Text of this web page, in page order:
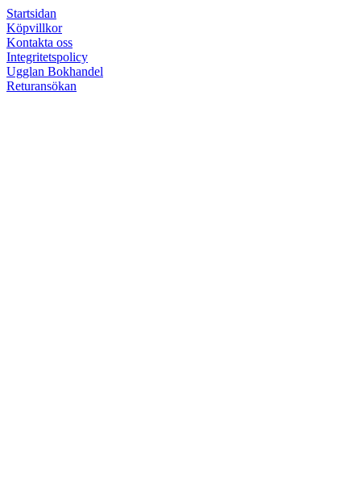
Startsidan
Köpvillkor
Kontakta oss
Integritetspolicy
Ugglan Bokhandel
Returansökan